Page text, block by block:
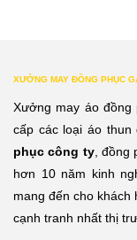
XƯỞNG MAY ĐỒNG PHỤC
Xưởng may áo đồng
cấp các loại áo thun
phục công ty, đồng
hơn 10 năm kinh
mang đến cho
cạnh tranh nhất thị